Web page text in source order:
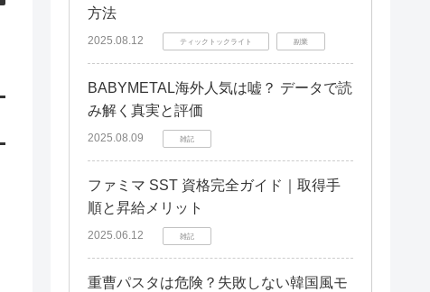
方法
2025.08.12 ティックトックライト 副業
BABYMETAL海外人気は嘘？ データで読
み解く真実と評価
2025.08.09 雑記
ファミマ SST 資格完全ガイド｜取得手
順と昇給メリット
2025.06.12 雑記
重曹パスタは危険？失敗しない韓国風モ